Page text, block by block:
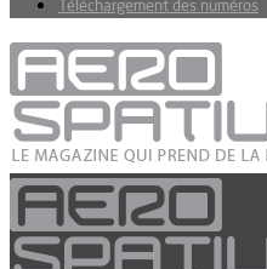
Téléchargement des numéros